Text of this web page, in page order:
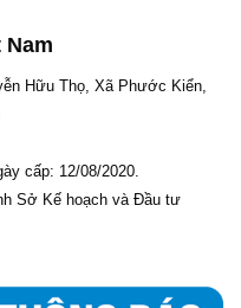
Nam
Hữu Thọ, Xã Phước Kiển,
cấp: 12/08/2020.
Sở Kế hoạch và Đầu tư